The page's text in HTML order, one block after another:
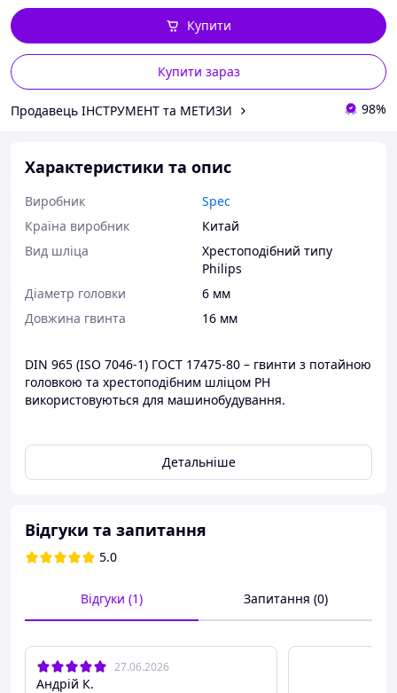
Купити зараз
Купити
Продавець ІНСТРУМЕНТ та МЕТИЗИ 98%
Характеристики та опис
Виробник
Spec
Країна виробник
Китай
Вид шліца
Хрестоподібний типу
Philips
Діаметр головки
6 мм
Довжина гвинта
16 мм
DIN 965 (ISO 7046-1) ГОСТ 17475-80 – гвинти з потайною
головкою та хрестоподібним шліцом PH
використовуються для машинобудування.
ТЕХНІЧНІ ПАРАМЕТРИ:
Матеріал – сталь
Головка – потайна
Шліц – хрестоподібний PH
Детальніше
Відгуки та запитання
5.0
Відгуки (1) Запитання (0)
27.06.2026
Андрій К.